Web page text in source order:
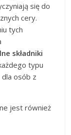
się do
cery.
tych
składniki
typu
osób z
jest również